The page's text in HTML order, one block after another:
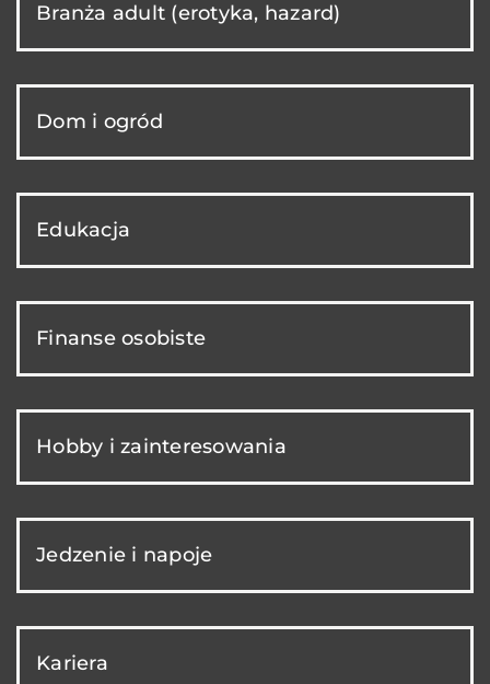
Branża adult (erotyka, hazard)
Dom i ogród
Edukacja
Finanse osobiste
Hobby i zainteresowania
Jedzenie i napoje
Kariera